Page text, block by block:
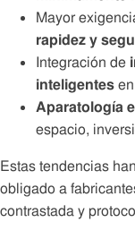
Mayor
rapidez y
Integración de
inteligentes
Aparatología
espacio,
Estas tendencias
obligado a
contrastada y